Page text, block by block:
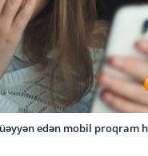
edən mobil proqram